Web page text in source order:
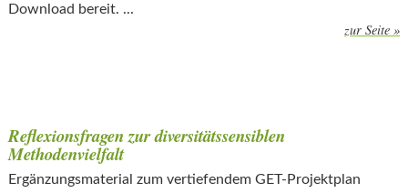
Download bereit. ...
zur Seite »
Reflexionsfragen zur diversitätssensiblen
Methodenvielfalt
Ergänzungsmaterial zum vertiefendem GET-Projektplan